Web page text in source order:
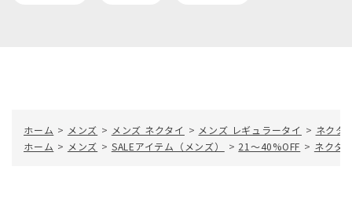
ホーム > メンズ > メンズ ネクタイ > メンズ レギュラータイ > ネクタ
ホーム > メンズ > SALEアイテム（メンズ） > 21～40%OFF > ネクタ